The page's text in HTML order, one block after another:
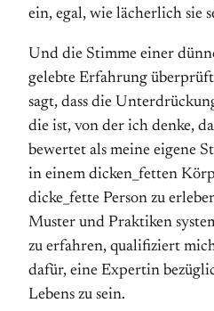
ein, egal, wie lächerlich sie
Und die Stimme einer
gelebte Erfahrung
sagt, dass die
die ist, von der ich denke,
bewertet als meine eigene
in einem dicken_fetten
dicke_fette Person zu
Muster und Praktiken
zu erfahren, qualifiziert
dafür, eine Expertin
Lebens zu sein.